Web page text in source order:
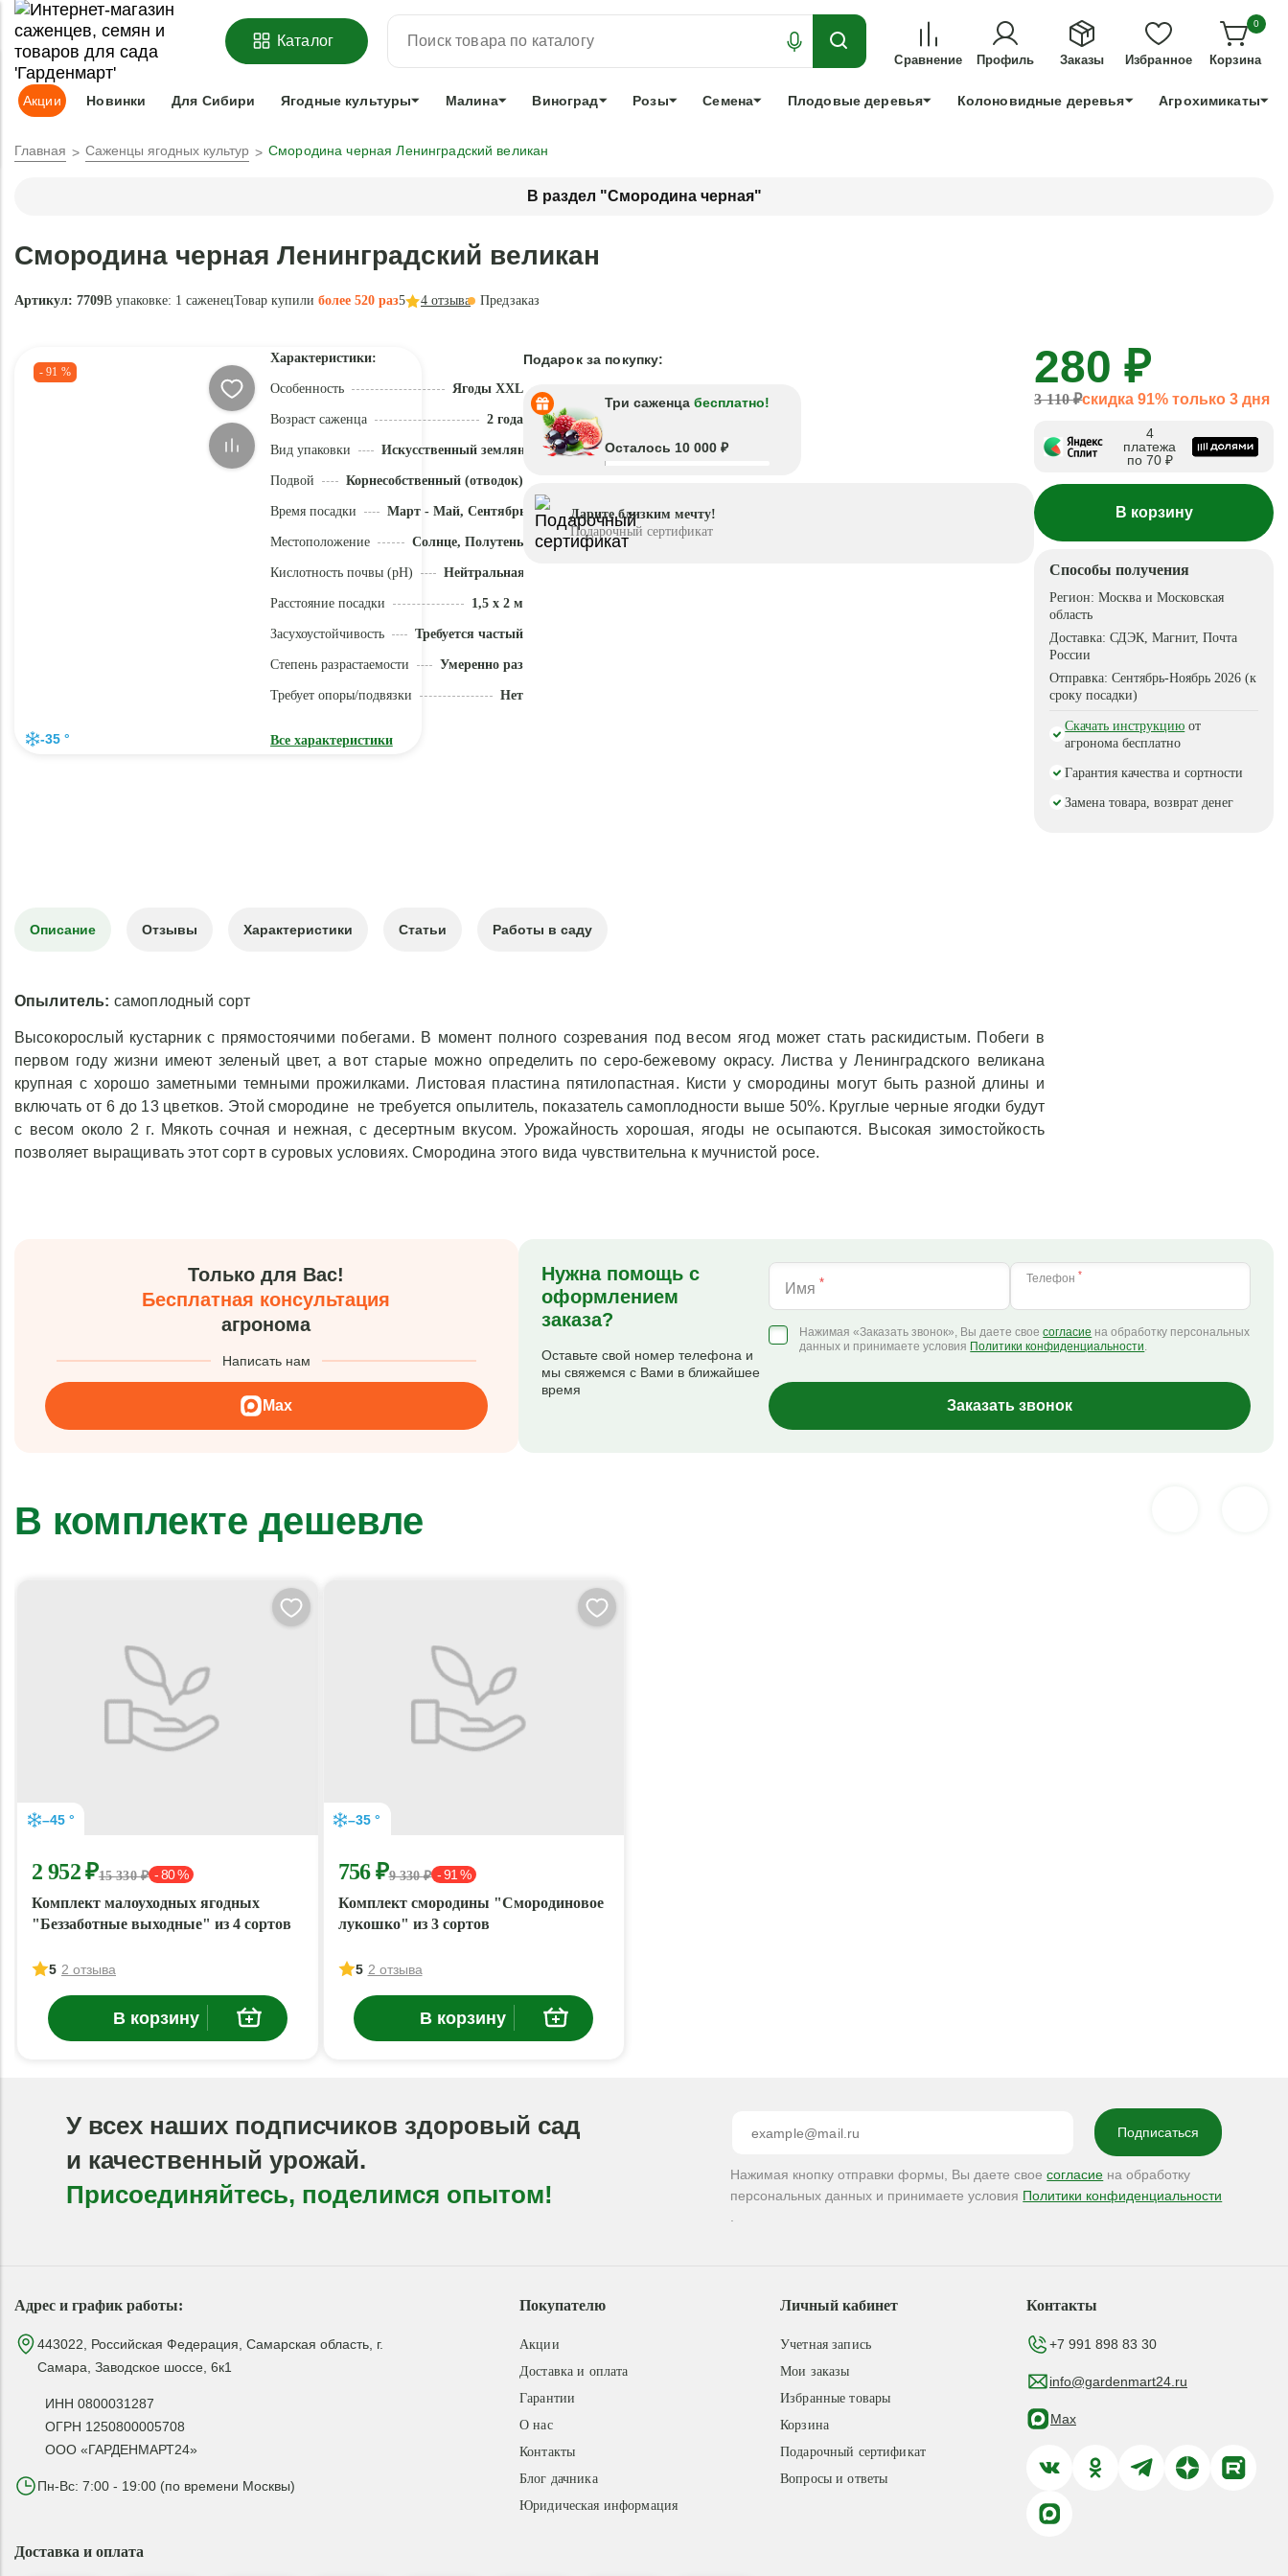
ОФОРМИТЬПРЕДЗАКАЗ =ЗАБРОНИРОВАТЬЛУЧШЕЕ ДЛЯ ТЕХ, КТО УСПЕЕТ!
Адрес доставки:Москва Доставка и оплата Гарантии +7 991 898 83 30
Каталог
Сравнение Профиль Заказы Избранное
0
Корзина
Акции Новинки Для Сибири Ягодные культуры Малина Виноград Розы Семена Плодовые деревья Колоновидные деревья Агрохимикаты
Главная Саженцы ягодных культур Смородина черная Ленинградский великан
В раздел "Смородина черная"
Смородина черная Ленинградский великан
Артикул: 7709В упаковке: 1 саженецТовар купили более 520 раз5 4 отзыва Предзаказ
- 91 %
-35 °
Характеристики:
Особенность Ягоды XXL
Возраст саженца 2 года
Вид упаковки Искусственный земляной ком
Подвой Корнесобственный (отводок)
Время посадки Март - Май, Сентябрь - Октябрь
Местоположение Солнце, Полутень
Кислотность почвы (pH) Нейтральная (5,5 - 7)
Расстояние посадки 1,5 x 2 м
Засухоустойчивость Требуется частый полив
Степень разрастаемости Умеренно разрастается
Требует опоры/подвязки Нет
Все характеристики
Подарок за покупку:
Три саженца бесплатно!
Осталось 10 000 ₽
Дарите близким мечту!
Подарочный сертификат
280 ₽
3 110 ₽скидка 91% только 3 дня
4
платежа
по 70 ₽
В корзину
Способы получения
Регион:Москва и Московская
область
Доставка:СДЭК, Магнит, Почта
России
Отправка:Сентябрь-Ноябрь 2026 (к
сроку посадки)
Скачать инструкцию от
агронома бесплатно
Гарантия качества и сортности
Замена товара, возврат денег
Описание Отзывы Характеристики Статьи Работы в саду
Опылитель: самоплодный сорт
Высокорослый кустарник с прямостоячими побегами. В момент полного созревания под весом ягод может стать раскидистым. Побеги в
первом году жизни имеют зеленый цвет, а вот старые можно определить по серо-бежевому окрасу. Листва у Ленинградского великана
крупная с хорошо заметными темными прожилками. Листовая пластина пятилопастная. Кисти у смородины могут быть разной длины и
включать от 6 до 13 цветков. Этой смородине не требуется опылитель, показатель самоплодности выше 50%. Круглые черные ягодки будут
с весом около 2 г. Мякоть сочная и нежная, с десертным вкусом. Урожайность хорошая, ягоды не осыпаются. Высокая зимостойкость
позволяет выращивать этот сорт в суровых условиях. Смородина этого вида чувствительна к мучнистой росе.
Только для Вас!
Бесплатная консультация
агронома
Написать нам
Max
Нужна помощь с
оформлением
заказа?
Оставьте свой номер телефона и
мы свяжемся с Вами в ближайшее
время
Имя * Телефон *
Нажимая «Заказать звонок», Вы даете своесогласие на обработку персональных
данных и принимаете условия Политики конфиденциальности.
Заказать звонок
В комплекте дешевле
–45 °
2 952 ₽15 330 ₽ - 80 %
Комплект малоуходных ягодных
"Беззаботные выходные" из 4 сортов
5 2 отзыва
В корзину
–35 °
756 ₽9 330 ₽ - 91 %
Комплект смородины "Смородиновое
лукошко" из 3 сортов
5 2 отзыва
В корзину
У всех наших подписчиков здоровый сад
и качественный урожай.
Присоединяйтесь, поделимся опытом!
Нажимая кнопку отправки формы, Вы даете своесогласие на обработку
персональных данных и принимаете условия Политики конфиденциальности
Адрес и график работы:
443022, Российская Федерация, Самарская область, г.
Самара, Заводское шоссе, 6к1
ИНН 0800031287
ОГРН 1250800005708
ООО «ГАРДЕНМАРТ24»
Пн-Вс: 7:00 - 19:00 (по времени Москвы)
Покупателю
Акции
Доставка и оплата
Гарантии
О нас
Контакты
Блог дачника
Юридическая информация
Личный кабинет
Учетная запись
Мои заказы
Избранные товары
Корзина
Подарочный сертификат
Вопросы и ответы
Контакты
+7 991 898 83 30
info@gardenmart24.ru
Max
Доставка и оплата